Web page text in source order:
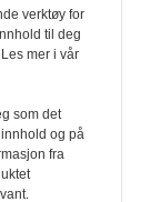
verktøy for
til deg
mer i vår
som det
og på
fra